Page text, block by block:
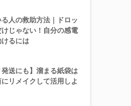
人の救助方法｜ドロッ
じゃない！自分の感電
けるには
発送にも】溜まる紙袋は
リメイクして活用しよ